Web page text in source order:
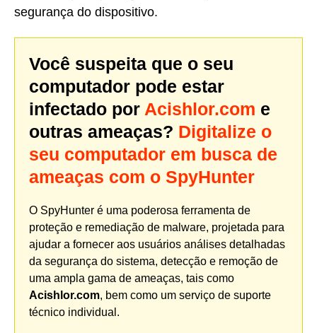
segurança do dispositivo.
Você suspeita que o seu
computador pode estar
infectado por Acishlor.com e
outras ameaças? Digitalize o
seu computador em busca de
ameaças com o SpyHunter
O SpyHunter é uma poderosa ferramenta de
proteção e remediação de malware, projetada para
ajudar a fornecer aos usuários análises detalhadas
da segurança do sistema, detecção e remoção de
uma ampla gama de ameaças, tais como
Acishlor.com, bem como um serviço de suporte
técnico individual.